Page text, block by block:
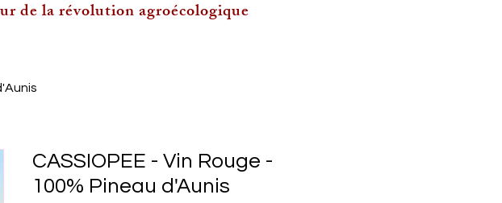
de la révolution agroécologique
CASSIOPEE - Vin Rouge -
100% Pineau d'Aunis